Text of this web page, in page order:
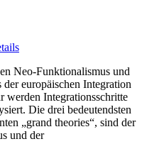
Neo-Funktionalismus und
europäischen Integration
werden Integrationsschritte
Die drei bedeutendsten
„grand theories“, sind der
und der